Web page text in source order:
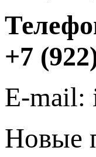
+7
E-mail:
Новые